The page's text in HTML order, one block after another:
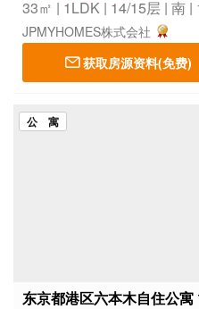
33㎡ | 1LDK | 14/15层 | 南 |
JPMYHOMES株式会社
获取房源资料(免费)
公 寓
东京都港区六本木自住公寓